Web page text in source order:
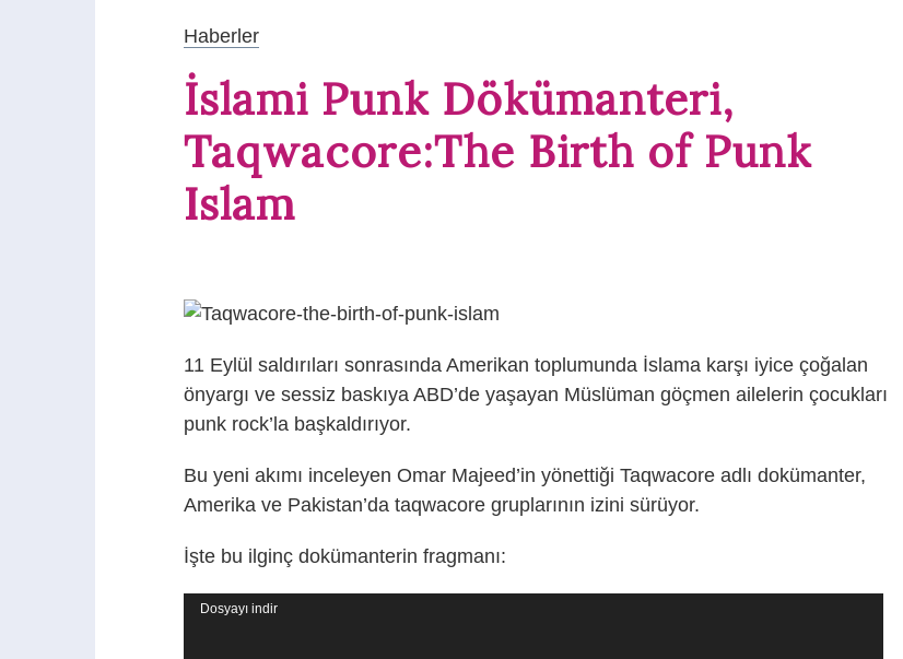
Haberler
İslami Punk Dökümanteri,
Taqwacore:The Birth of Punk
Islam
11 Eylül saldırıları sonrasında Amerikan toplumunda İslama karşı iyice çoğalan
önyargı ve sessiz baskıya ABD’de yaşayan Müslüman göçmen ailelerin çocukları
punk rock’la başkaldırıyor.
Bu yeni akımı inceleyen Omar Majeed’in yönettiği Taqwacore adlı dokümanter,
Amerika ve Pakistan’da taqwacore gruplarının izini sürüyor.
İşte bu ilginç dokümanterin fragmanı:
Video
Dosyayı indir